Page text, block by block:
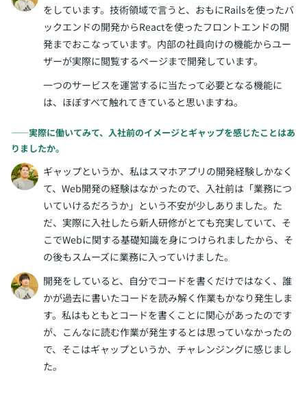
をしています。技術領域で言うと、おもにRailsを使ったバ
ックエンドの開発からReactを使ったフロントエンドの開
発までおこなっています。内部の社員向けの機能からユー
ザーが実際に閲覧するページまで開発しています。
一つのサービスを運営するに当たって必要となる機能に
は、ほぼすべて触れてきていると思いますね。
――実際に働いてみて、入社前のイメージとギャップを感じたことはあ
りましたか。
ギャップというか、私はスマホアプリの開発経験しかなく
て、Web開発の経験はなかったので、入社前は「業務につ
いていけるだろうか」という不安が少しありました。た
だ、実際に入社したら新人研修がとても充実していて、そ
こでWebに関する基礎知識を身につけられましたから、そ
の後もスムーズに業務に入っていけました。
開発をしていると、自分でコードを書くだけではなく、誰
かが過去に書いたコードを読み解く作業もかなり発生しま
す。私はもともとコードを書くことに関心があったのです
が、こんなに読む作業が発生するとは思っていなかったの
で、そこはギャップというか、チャレンジングに感じまし
た。